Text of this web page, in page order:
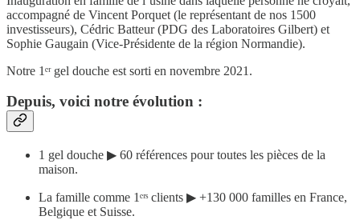
accompagné de Vincent Porquet (le représentant de nos 1500
investisseurs), Cédric Batteur (PDG des Laboratoires Gilbert) et
Sophie Gaugain (Vice-Présidente de la région Normandie).
Notre 1ᵉʳ gel douche est sorti en novembre 2021.
Depuis, voici notre évolution :
1 gel douche ▶ 60 références pour toutes les pièces de la
maison.
La famille comme 1ᵉʳˢ clients ▶ +130 000 familles en France,
Belgique et Suisse.